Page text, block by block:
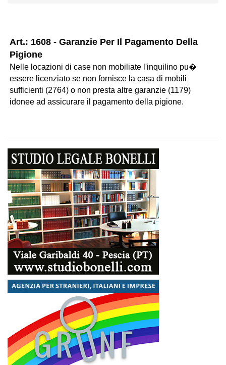
Art.: 1608 - Garanzie Per Il Pagamento Della
Pigione
Nelle locazioni di case non mobiliate l'inquilino pu�
essere licenziato se non fornisce la casa di mobili
sufficienti (2764) o non presta altre garanzie (1179)
idonee ad assicurare il pagamento della pigione.